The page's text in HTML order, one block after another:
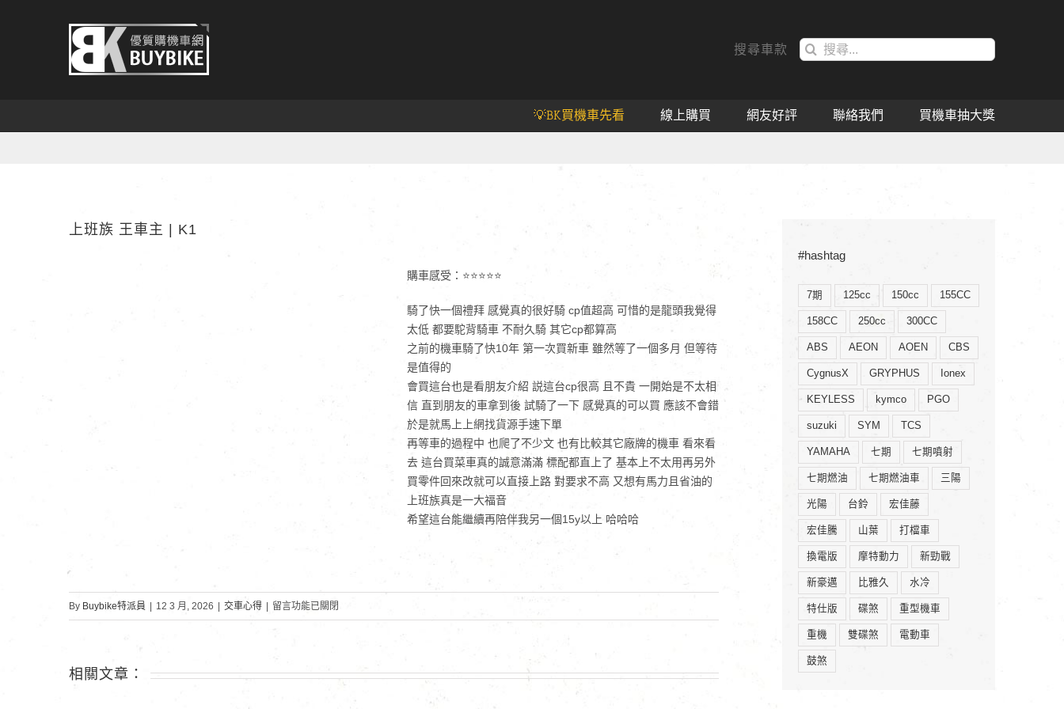
搜尋車款
搜
💡BK買機車先看 線上購買 網友好評 聯絡我們 買機車抽大獎
上班族 王車主 | K1
購車感受：⭐⭐⭐⭐⭐
騎了快一個禮拜 感覺真的很好騎 cp值超高 可惜的是龍頭我覺得
太低 都要駝背騎車 不耐久騎 其它cp都算高
之前的機車騎了快10年 第一次買新車 雖然等了一個多月 但等待
是值得的
會買這台也是看朋友介紹 説這台cp很高 且不貴 一開始是不太相
信 直到朋友的車拿到後 試騎了一下 感覺真的可以買 應該不會錯
於是就馬上上網找貨源手速下單
再等車的過程中 也爬了不少文 也有比較其它廠牌的機車 看來看
去 這台買菜車真的誠意滿滿 標配都直上了 基本上不太用再另外
買零件回來改就可以直接上路 對要求不高 又想有馬力且省油的
上班族真是一大福音
希望這台能繼續再陪伴我另一個15y以上 哈哈哈
By Buybike特派員 12 3 月, 2026 交車心得
在
王
留言功能已關閉
相關文章：
#hashtag
7期 125cc 150cc 155CC
158CC 250cc 300CC
ABS AEON AOEN CBS
CygnusX GRYPHUS Ionex
KEYLESS kymco PGO
suzuki SYM TCS
YAMAHA 七期 七期噴射
七期燃油 七期燃油車 三陽
光陽 台鈴 宏佳藤
宏佳騰 山葉 打檔車
換電版 摩特動力 新勁戰
新豪邁 比雅久 水冷
特仕版 碟煞 重型機車
重機 雙碟煞 電動車
鼓煞